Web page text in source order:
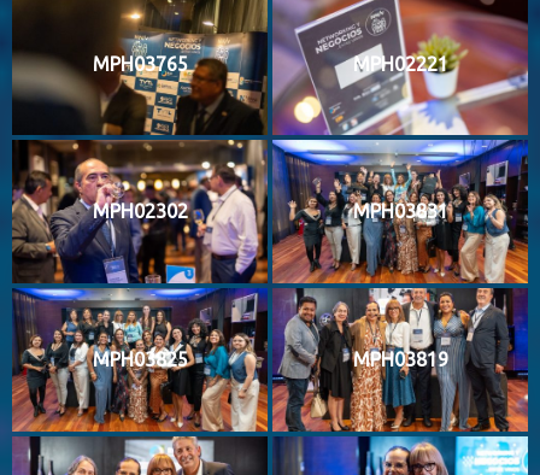
MPH03765 MPH02221
MPH02302 MPH03831
MPH03825 MPH03819